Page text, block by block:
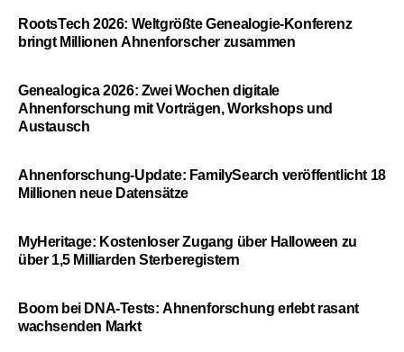
RootsTech 2026: Weltgrößte Genealogie-Konferenz
bringt Millionen Ahnenforscher zusammen
Genealogica 2026: Zwei Wochen digitale
Ahnenforschung mit Vorträgen, Workshops und
Austausch
Ahnenforschung-Update: FamilySearch veröffentlicht 18
Millionen neue Datensätze
MyHeritage: Kostenloser Zugang über Halloween zu
über 1,5 Milliarden Sterberegistern
Boom bei DNA-Tests: Ahnenforschung erlebt rasant
wachsenden Markt